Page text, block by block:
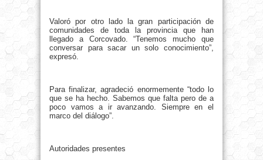
Valoró por otro lado la gran participación de
comunidades de toda la provincia que han
llegado a Corcovado. “Tenemos mucho que
conversar para sacar un solo conocimiento”,
expresó.
Para finalizar, agradeció enormemente “todo lo
que se ha hecho. Sabemos que falta pero de a
poco vamos a ir avanzando. Siempre en el
marco del diálogo”.
Autoridades presentes